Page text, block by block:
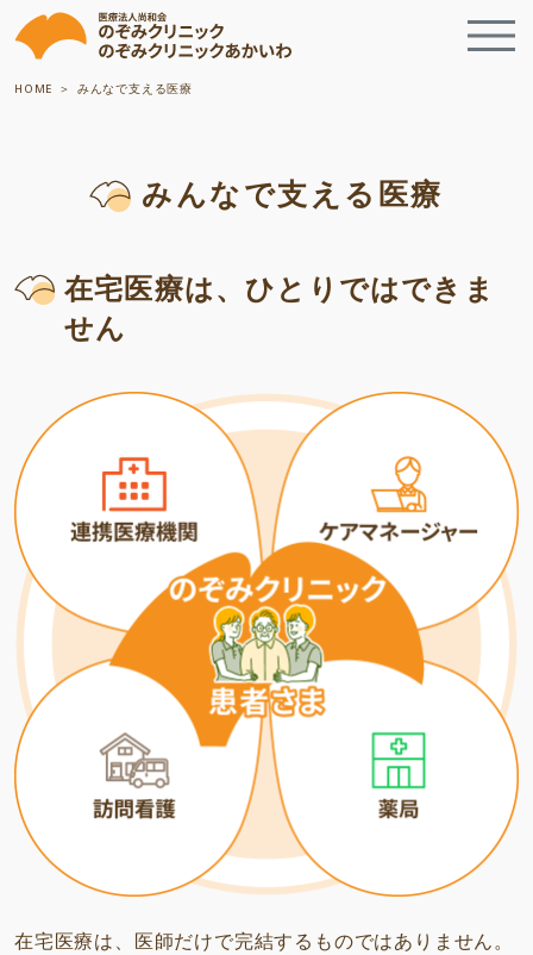
HOME みんなで支える医療
みんなで支える医療
在宅医療は、ひとりではできま
せん
在宅医療は、医師だけで完結するものではありません。